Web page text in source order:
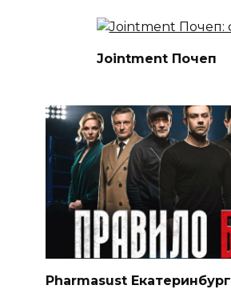
Jointment Почеп
Pharmasust Екатеринбург